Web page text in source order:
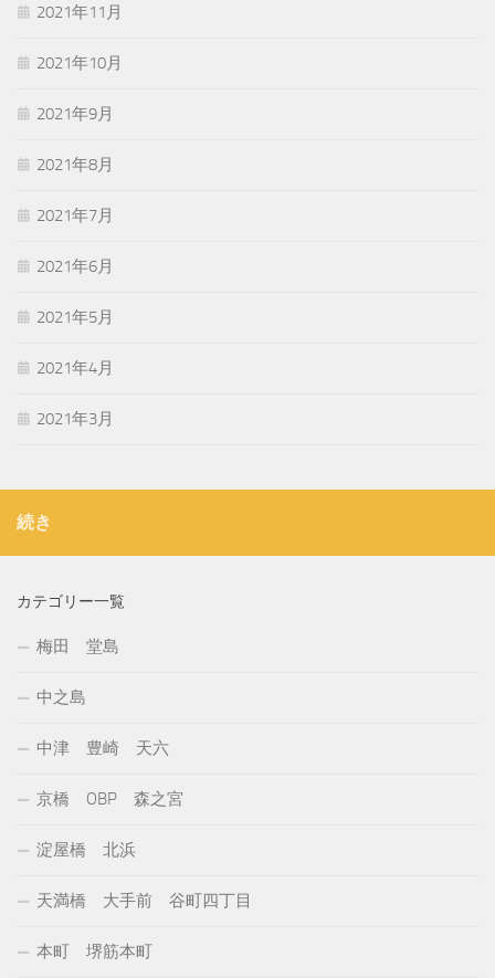
2021年11月
2021年10月
2021年9月
2021年8月
2021年7月
2021年6月
2021年5月
2021年4月
2021年3月
続き
カテゴリー一覧
梅田 堂島
中之島
中津 豊崎 天六
京橋 OBP 森之宮
淀屋橋 北浜
天満橋 大手前 谷町四丁目
本町 堺筋本町